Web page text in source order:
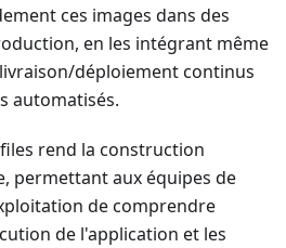
ces images dans des
en les intégrant même
déploiement continus
automatisés.
rend la construction
permettant aux équipes de
de comprendre
de l'application et les